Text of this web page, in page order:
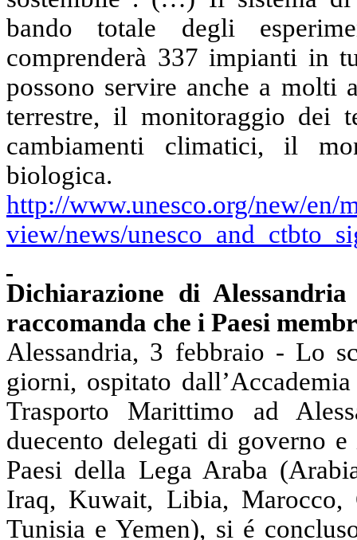
bando totale degli
comprenderà 337 impianti in
possono servire anche a
terrestre, il monitoraggio dei
cambiamenti climatici, il
biologica.
http://www.unesco.org/new/en/
view/news/
Dichiarazione di
raccomanda che i Paesi
Alessandria, 3 febbraio - Lo
giorni, ospitato
Trasporto Marittimo ad
duecento delegati di governo
Paesi della Lega Araba
Iraq, Kuwait, Libia, Marocco,
Tunisia e Yemen), si é